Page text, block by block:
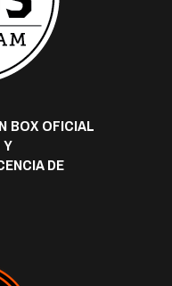
BOX OFICIAL
Y
DE